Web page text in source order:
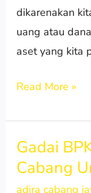
dikarenakan
uang atau
aset yang kita
Read More »
Gadai
Cabang
adira cabang
Gadai
BPKB,
Adira